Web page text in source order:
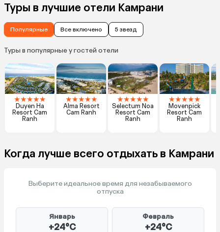
Туры в лучшие отели Камрани
Популярные Все включено 5 звезд
Туры в популярные у гостей отели
★★★★★
Duyen Ha
Resort Cam
Ranh
★★★★★
Alma Resort
Cam Ranh
★★★★★
Selectum Noa
Resort Cam
Ranh
★★★★★
Movenpick
Resort Cam
Ranh
Когда лучше всего отдыхать в Камрани
Выберите идеальное время для незабываемого
отпуска
Январь
+24°C
Февраль
+24°C